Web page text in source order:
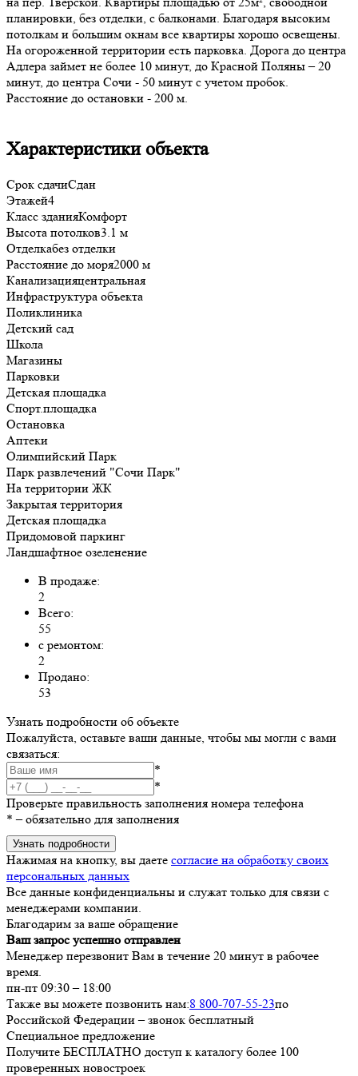
планировки, без отделки, с балконами. Благодаря высоким
потолкам и большим окнам все квартиры хорошо освещены.
На огороженной территории есть парковка. Дорога до центра
Адлера займет не более 10 минут, до Красной Поляны – 20
минут, до центра Сочи - 50 минут с учетом пробок.
Расстояние до остановки - 200 м.
Характеристики объекта
Срок сдачиСдан
Этажей4
Класс зданияКомфорт
Высота потолков3.1 м
Отделкабез отделки
Расстояние до моря2000 м
Канализацияцентральная
Инфраструктура объекта
Поликлиника
Детский сад
Школа
Магазины
Парковки
Детская площадка
Спорт.площадка
Остановка
Аптеки
Олимпийский Парк
Парк развлечений "Сочи Парк"
На территории ЖК
Закрытая территория
Детская площадка
Придомовой паркинг
Ландшафтное озеленение
В продаже:
2
Всего:
55
с ремонтом:
2
Продано:
53
Узнать подробности об объекте
Пожалуйста, оставьте ваши данные, чтобы мы могли с вами
связаться:
*
*
Проверьте правильность заполнения номера телефона
* – обязательно для заполнения
Узнать подробности
Нажимая на кнопку, вы даете согласие на обработку своих
персональных данных
Все данные конфиденциальны и служат только для связи с
менеджерами компании.
Благодарим за ваше обращение
Ваш запрос успешно отправлен
Менеджер перезвонит Вам в течение 20 минут в рабочее
время.
пн-пт 09:30 – 18:00
Также вы можете позвонить нам:8 800-707-55-23по
Российской Федерации – звонок бесплатный
Специальное предложение
Получите БЕСПЛАТНО доступ к каталогу более 100
проверенных новостроек